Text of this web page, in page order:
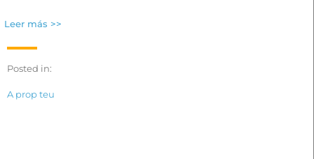
Leer más >>
Posted in:
A prop teu